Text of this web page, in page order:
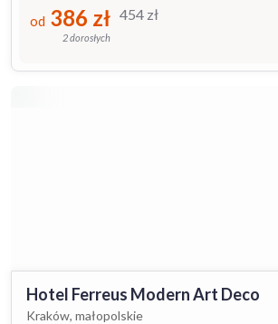
454 zł
od 386 zł
2 dorosłych
Hotel Ferreus Modern Art Deco
Kraków, małopolskie